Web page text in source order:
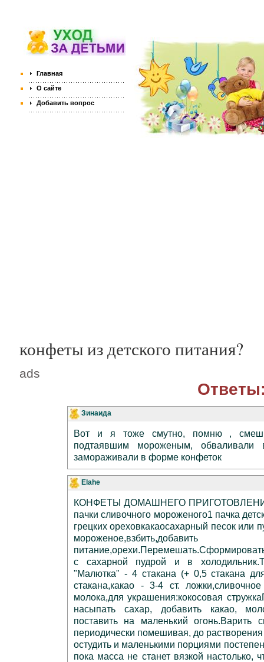
Главная
О сайте
Добавить вопрос
конфеты из детского питания?
ads
Зинаида
Вот и я тоже смутно, помню ,
подтаявшим мороженым,
замораживали в форме конфеток
Elahe
КОНФЕТЫ ДОМАШНЕГО
пачки сливочного мороженого1 пачка
грецких ореховкакаосахарный песок или
с сахарной пудрой и в
"Малютка" - 4 стакана (+ 0,5 стакана
стакана,какао - 3-4 ст.
молока,для украшения:кокосовая
насыпать сахар, добавить какао,
поставить на маленький огонь.Варить
периодически помешивая, до
остудить и маленькими порциями
пока масса не станет вязкой настолько,